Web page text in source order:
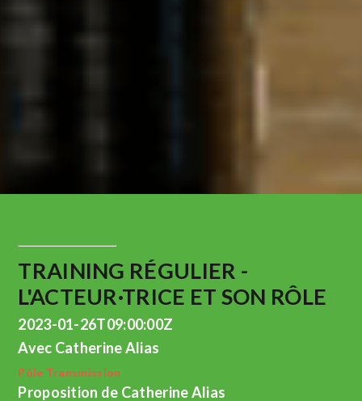
TRAINING RÉGULIER -
L'ACTEUR·TRICE ET SON RÔLE
2023-01-26T09:00:00Z
Avec Catherine Alias
Pôle Transmission
Proposition de Catherine Alias